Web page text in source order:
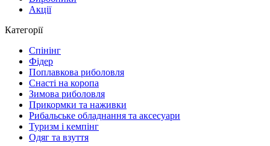
Акції
Категорії
Спінінг
Фідер
Поплавкова риболовля
Снасті на коропа
Зимова риболовля
Прикормки та наживки
Рибальське обладнання та аксесуари
Туризм і кемпінг
Одяг та взуття